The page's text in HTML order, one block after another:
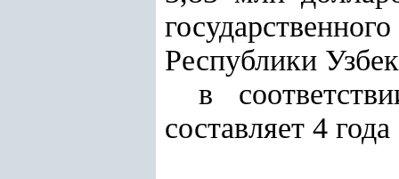
Республики
в
составляет 4